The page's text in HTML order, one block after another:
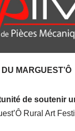
MARGUEST’Ô
de soutenir
Rural Art